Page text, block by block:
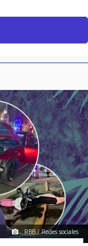
RBB / Redes sociales